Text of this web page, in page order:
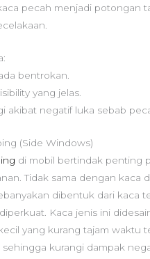
pecah menjadi potongan
bentrokan.
yang jelas.
akibat negatif luka sebab
(Side Windows)
di mobil bertindak penting
Tidak sama dengan kaca
dibentuk dari kaca
Kaca jenis ini
yang kurang tajam waktu
kurangi dampak